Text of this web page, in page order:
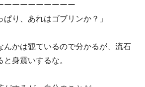
ーーーーーーーーー
り、あれはゴブリンか？」
かは観ているので分かるが、流石
身震いするな。